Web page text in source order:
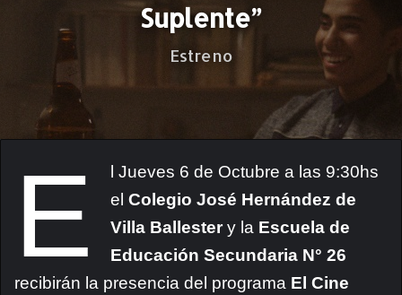
Suplente”
Estreno
E
l Jueves 6 de Octubre a las 9:30hs
el Colegio José Hernández de
Villa Ballestery la Escuela de
Educación Secundaria N° 26
recibirán la presencia del programa El Cine